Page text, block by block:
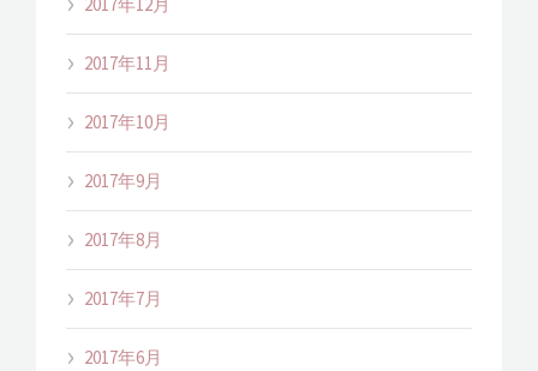
2017年11月
2017年10月
2017年9月
2017年8月
2017年7月
2017年6月